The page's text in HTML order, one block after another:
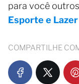
para você
Esporte e Lazer
COMPARTILHE